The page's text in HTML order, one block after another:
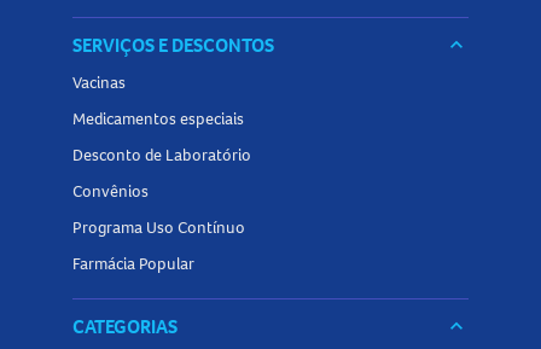
SERVIÇOS E DESCONTOS keyboard_arrow_down
Vacinas
Medicamentos especiais
Desconto de Laboratório
Convênios
Programa Uso Contínuo
Farmácia Popular
CATEGORIAS keyboard_arrow_down